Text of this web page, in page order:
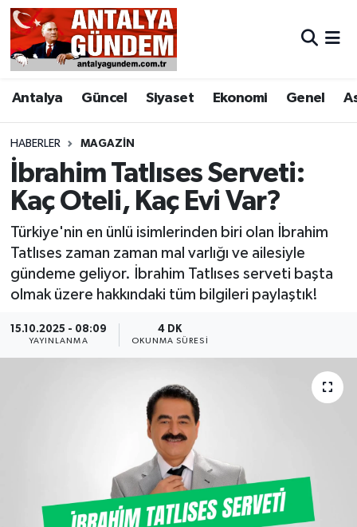
Antalya Güncel Siyaset Ekonomi Genel
HABERLER MAGAZIN
İbrahim Tatlıses Serveti:
Kaç Oteli, Kaç Evi Var?
Türkiye'nin en ünlü isimlerinden biri olan İbrahim
Tatlıses zaman zaman mal varlığı ve ailesiyle
gündeme geliyor. İbrahim Tatlıses serveti başta
olmak üzere hakkındaki tüm bilgileri paylaştık!
15.10.2025 - 08:09
YAYINLANMA
4 DK
OKUNMA SÜRESI
Antalya
Asayiş
Bilim & Teknoloji
Bölge
EĞİTİM
Görüntülü Haber
Resmi İlan
Antalya Nöbetçi Eczaneler
Antalya Hava Durumu
Antalya Namaz Vakitleri
Antalya Trafik Yoğunluk Haritası
Süper Lig Puan Durumu ve Fikstür
Tüm Manşetler
Haber Arşivi